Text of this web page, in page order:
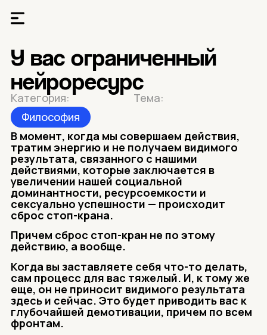
У вас ограниченный
нейроресурс
Категория:
Философия
Тема:
В момент, когда мы совершаем действия,
тратим энергию и не получаем видимого
результата, связанного с нашими
действиями, которые заключается в
увеличении нашей социальной
доминантности, ресурсоемкости и
сексуально успешности — происходит
сброс стоп-крана.
Причем сброс стоп-кран не по этому
действию, а вообще.
Когда вы заставляете себя что-то делать,
сам процесс для вас тяжелый. И, к тому же
еще, он не приносит видимого результата
здесь и сейчас. Это будет приводить вас к
глубочайшей демотивации, причем по всем
фронтам.